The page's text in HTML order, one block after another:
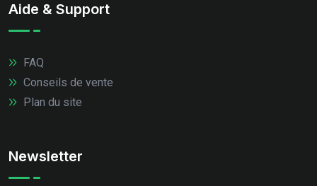
Aide & Support
FAQ
Conseils de vente
Plan du site
Newsletter